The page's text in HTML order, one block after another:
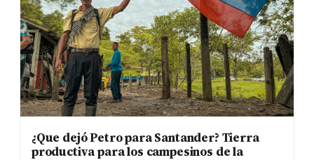
¿Que dejó Petro para Santander? Tierra
productiva para los campesinos de la